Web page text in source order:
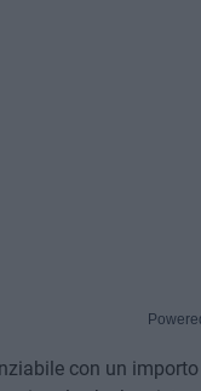
con un